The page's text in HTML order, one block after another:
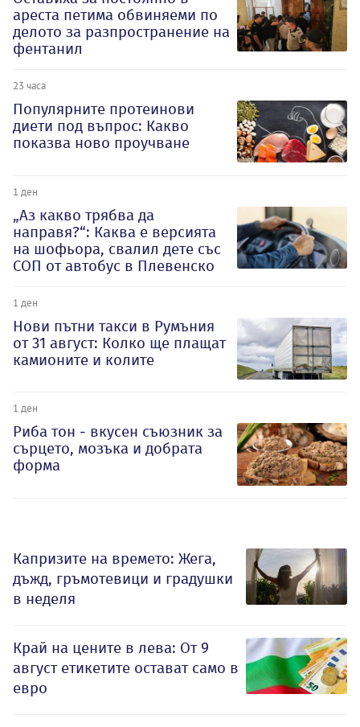
ареста петима обвиняеми по
делото за разпространение на
фентанил
23 часа
Популярните протеинови
диети под въпрос: Какво
показва ново проучване
1 ден
„Аз какво трябва да
направя?“: Каква е версията
на шофьора, свалил дете със
СОП от автобус в Плевенско
1 ден
Нови пътни такси в Румъния
от 31 август: Колко ще плащат
камионите и колите
1 ден
Риба тон - вкусен съюзник за
сърцето, мозъка и добрата
форма
Капризите на времето: Жега,
дъжд, гръмотевици и градушки
в неделя
Край на цените в лева: От 9
август етикетите остават само в
евро